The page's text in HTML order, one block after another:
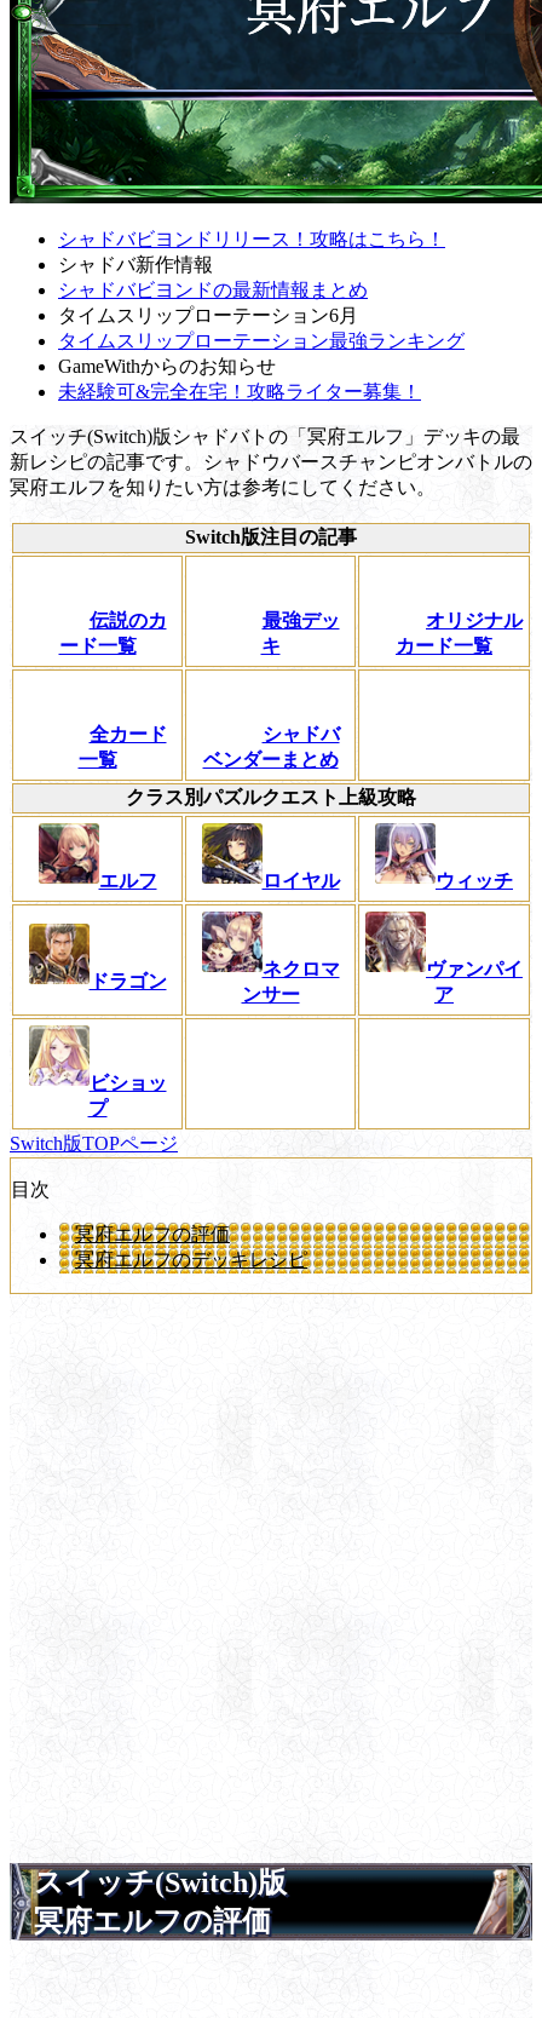
シャドバビヨンドリリース！攻略はこちら！
シャドバ新作情報
シャドバビヨンドの最新情報まとめ
タイムスリップローテーション6月
タイムスリップローテーション最強ランキング
GameWithからのお知らせ
未経験可&完全在宅！攻略ライター募集！
スイッチ(Switch)版シャドバトの「冥府エルフ」デッキの最
新レシピの記事です。シャドウバースチャンピオンバトルの
冥府エルフを知りたい方は参考にしてください。
Switch版注目の記事
伝説のカ
ード一覧
最強デッ
キ
オリジナル
カード一覧
全カード
一覧
シャドバ
ベンダーまとめ
クラス別パズルクエスト上級攻略
エルフ ロイヤル ウィッチ
ドラゴン
ネクロマ
ンサー
ヴァンパイ
ア
ビショッ
プ
Switch版TOPページ
目次
冥府エルフの評価
冥府エルフのデッキレシピ
スイッチ(Switch)版
冥府エルフの評価